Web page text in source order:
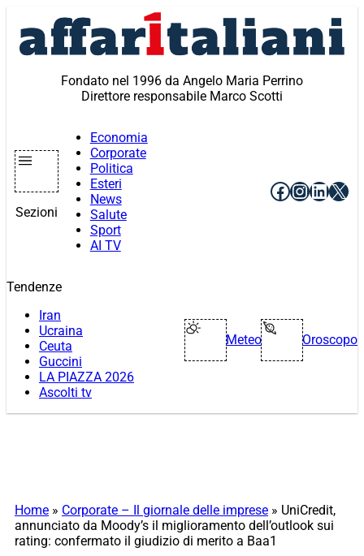
contenuto
Fondato nel 1996 da Angelo Maria Perrino
Direttore responsabile Marco Scotti
Sezioni
Economia
Corporate
Politica
Esteri
News
Salute
Sport
AI TV
Facebook
X
Tendenze
Iran
Ucraina
Ceuta
Guccini
LA PIAZZA 2026
Ascolti tv
Meteo Oroscopo
Home » Corporate – Il giornale delle imprese » UniCredit,
annunciato da Moody’s il miglioramento dell’outlook sui
rating: confermato il giudizio di merito a Baa1